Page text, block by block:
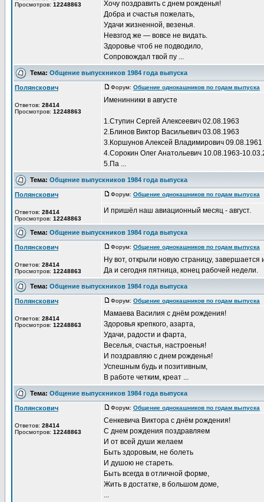
Просмотров: 12248863
Хочу поздравить с днем рожденья!
Добра и счастья пожелать,
Удачи жизненной, везенья.
Невзгод же — вовсе не видать.
Здоровье чтоб не подводило,
Сопровождал твой пу ...
Тема: Общение выпускников 1984 года выпуска
Полянскович
Ответов: 28414
Просмотров: 12248863
Форум: Общение однокашников по годам выпуска
Именинники в августе
1.Ступин Сергей Алексеевич 02.08.1963
2.Блинов Виктор Васильевич 03.08.1963
3.Коршунов Алексей Владимирович 09.08.1961
4.Сорокин Олег Анатольевич 10.08.1963-
5.Па ...
Тема: Общение выпускников 1984 года выпуска
Полянскович
Ответов: 28414
Просмотров: 12248863
Форум: Общение однокашников по годам выпуска
И пришёл наш авиационный месяц - август.
Тема: Общение выпускников 1984 года выпуска
Полянскович
Ответов: 28414
Просмотров: 12248863
Форум: Общение однокашников по годам выпуска
Ну вот, открыли новую страницу, завершается
Да и сегодня пятница, конец рабочей недели.
Тема: Общение выпускников 1984 года выпуска
Полянскович
Ответов: 28414
Просмотров: 12248863
Форум: Общение однокашников по годам выпуска
Мамаева Василия с днём рождения!
Здоровья крепкого, азарта,
Удачи, радости и фарта,
Веселья, счастья, настроенья!
И поздравляю с днем рожденья!
Успешным будь и позитивным,
В работе четким, креат ...
Тема: Общение выпускников 1984 года выпуска
Полянскович
Ответов: 28414
Просмотров: 12248863
Форум: Общение однокашников по годам выпуска
Сенкевича Виктора с днём рождения!
С днем рождения поздравляем
И от всей души желаем
Быть здоровым, не болеть
И душою не стареть.
Быть всегда в отличной форме,
Жить в достатке, в большом доме,
...